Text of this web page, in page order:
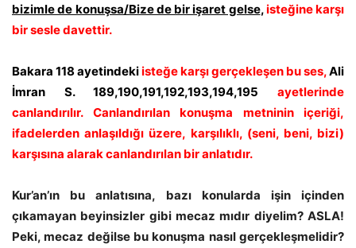
bizimle de konuşsa/Bize de bir işaret gelse,isteğine karşı
bir sesle davettir.
Bakara 118 ayetindekiisteğe karşı gerçekleşen bu ses,Ali
İmran S. 189,190,191,192,193,194,195 ayetlerinde
canlandırılır. Canlandırılan konuşma metninin içeriği,
ifadelerdenanlaşıldığı üzere, karşılıklı, (seni, beni, bizi)
karşısına alarak canlandırılan bir anlatıdır.
Kur’an’ın bu anlatısına, bazı konularda işin içinden
çıkamayan beyinsizler gibi mecaz mıdır diyelim? ASLA!
Peki, mecaz değilse bu konuşma nasıl gerçekleşmelidir?